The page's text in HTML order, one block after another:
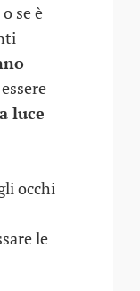
se è
luce
occhi
le